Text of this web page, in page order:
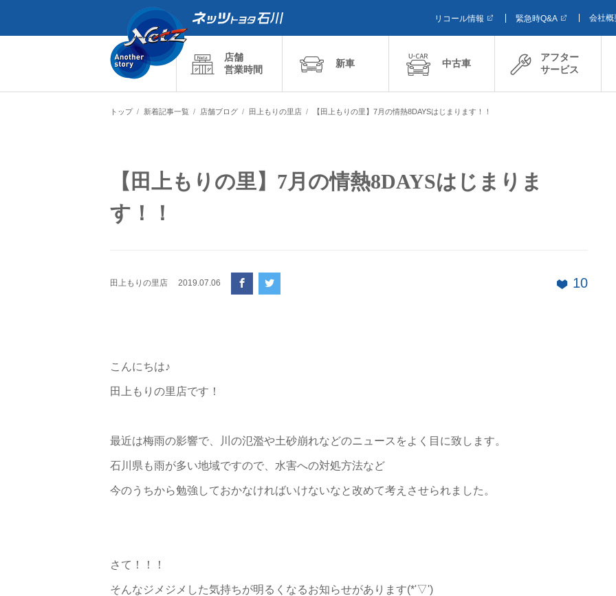
リコール情報 緊急時Q&A 会社概
店舗
営業時間
新車 中古車
アフター
サービス
トップ 新着記事一覧 店舗ブログ 田上もりの里店 【田上もりの里】7月の情熱8DAYSはじまります！！
【田上もりの里】7月の情熱8DAYSはじまりま
す！！
田上もりの里店 2019.07.06 10
こんにちは♪
田上もりの里店です！
最近は梅雨の影響で、川の氾濫や土砂崩れなどのニュースをよく目に致します。
石川県も雨が多い地域ですので、水害への対処方法など
今のうちから勉強しておかなければいけないなと改めて考えさせられました。
さて！！！
そんなジメジメした気持ちが明るくなるお知らせがあります(*'▽')